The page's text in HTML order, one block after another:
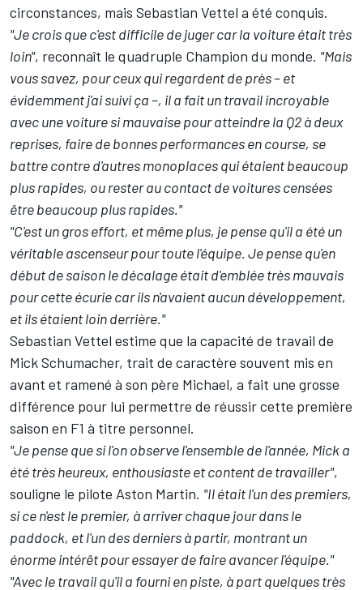
circonstances, mais Sebastian Vettel a été conquis.
"Je crois que c'est difficile de juger car la voiture était très
loin", reconnaît le quadruple Champion du monde. "Mais
vous savez, pour ceux qui regardent de près – et
évidemment j'ai suivi ça –, il a fait un travail incroyable
avec une voiture si mauvaise pour atteindre la Q2 à deux
reprises, faire de bonnes performances en course, se
battre contre d'autres monoplaces qui étaient beaucoup
plus rapides, ou rester au contact de voitures censées
être beaucoup plus rapides."
"C'est un gros effort, et même plus, je pense qu'il a été un
véritable ascenseur pour toute l'équipe. Je pense qu'en
début de saison le décalage était d'emblée très mauvais
pour cette écurie car ils n'avaient aucun développement,
et ils étaient loin derrière."
Sebastian Vettel estime que la capacité de travail de
Mick Schumacher, trait de caractère souvent mis en
avant et ramené à son père Michael, a fait une grosse
différence pour lui permettre de réussir cette première
saison en F1 à titre personnel.
"Je pense que si l'on observe l'ensemble de l'année, Mick a
été très heureux, enthousiaste et content de travailler",
souligne le pilote Aston Martin. "Il était l'un des premiers,
si ce n'est le premier, à arriver chaque jour dans le
paddock, et l'un des derniers à partir, montrant un
énorme intérêt pour essayer de faire avancer l'équipe."
"Avec le travail qu'il a fourni en piste, à part quelques très